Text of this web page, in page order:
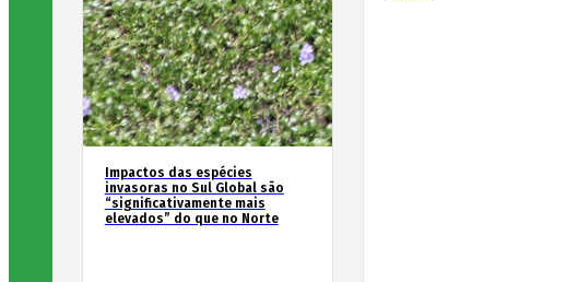
Impactos das espécies
invasoras no Sul Global são
“significativamente mais
elevados” do que no Norte